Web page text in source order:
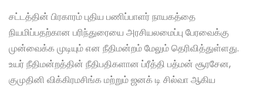
சட்டத்தின் பிரகாரம் புதிய பணிப்பாளர் நாயகத்தை
நியமிப்பதற்கான பரிந்துரையை அரசியலமைப்பு பேரவைக்கு
முன்வைக்க முடியும் என நீதிமன்றம் மேலும் தெரிவித்துள்ளது.
உயர் நீதிமன்றத்தின் நீதிபதிகளான ப்ரீத்தி பத்மன் சூரசேன,
குமுதினி விக்கிரமசிங்க மற்றும் ஜனக் டி சில்வா ஆகிய